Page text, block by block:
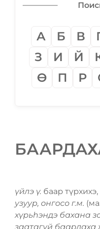
А Б В
З
И Й
Ѳ
П Р
үйлэ ү. баар
узуур, онгосо г.м.
хүрьһэндэ бахана
заатагүй баардаха